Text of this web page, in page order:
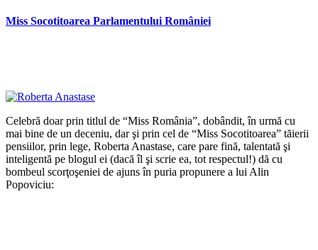
Miss Socotitoarea Parlamentului României
Celebră doar prin titlul de “Miss România”, dobândit, în urmă cu
mai bine de un deceniu, dar şi prin cel de “Miss Socotitoarea” tăierii
pensiilor, prin lege, Roberta Anastase, care pare fină, talentată şi
inteligentă pe blogul ei (dacă îl şi scrie ea, tot respectul!) dă cu
bombeul scorţoşeniei de ajuns în puria propunere a lui Alin
Popoviciu: